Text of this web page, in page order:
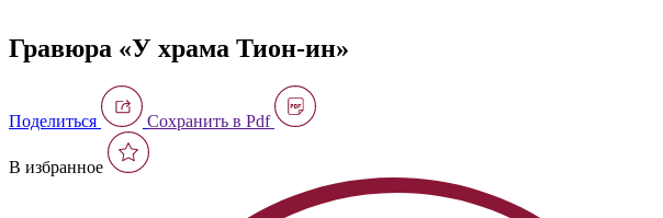
Гравюра «У храма Тион-ин»
Поделиться Сохранить в Pdf
В избранное